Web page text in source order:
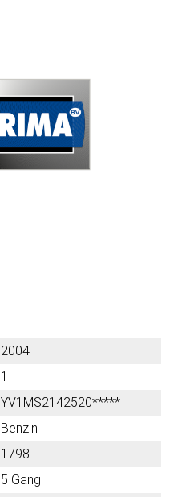
2004
1
YV1MS2142520*****
Benzin
1798
5 Gang